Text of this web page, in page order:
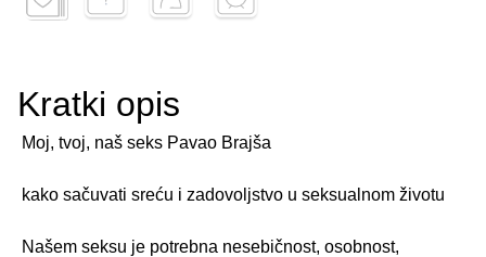
Kratki opis
Moj, tvoj, naš seks Pavao Brajša
kako sačuvati sreću i zadovoljstvo u seksualnom životu
Našem seksu je potrebna nesebičnost, osobnost,